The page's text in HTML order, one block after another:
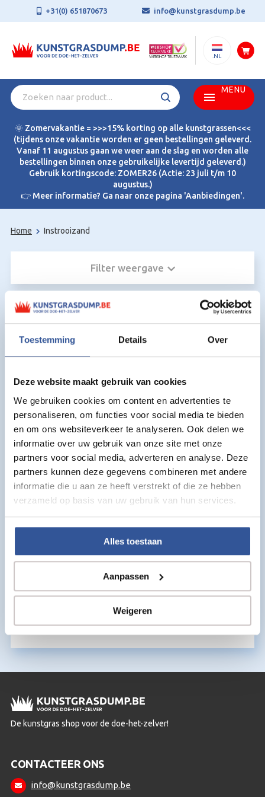
Toestemming Details Over
Deze website maakt gebruik van cookies
We gebruiken cookies om content en advertenties te
personaliseren, om functies voor social media te bieden
en om ons websiteverkeer te analyseren. Ook delen we
informatie over uw gebruik van onze site met onze
partners voor social media, adverteren en analyse. Deze
partners kunnen deze gegevens combineren met andere
informatie die u aan ze heeft verstrekt of die ze hebben
verzameld op basis van uw gebruik van hun services.
Alles toestaan
Aanpassen
Weigeren
+31(0) 651870673 info@kunstgrasdump.be
.NL
MENU
🌞 Zomervakantie = >>>15% korting op alle kunstgrassen<<<
(tijdens onze vakantie worden er geen bestellingen geleverd.
Vanaf 11 augustus gaan we weer aan de slag en worden alle
bestellingen binnen onze gebruikelijke levertijd geleverd.)
Gebruik kortingscode: ZOMER26 (Actie: 23 juli t/m 10
augustus.)
👉 Meer informatie? Ga naar onze pagina 'Aanbiedingen'.
Home Instrooizand
Filter weergave
Kunstgras voor Instrooizand:
Instrooizand voor Kunstgras – 25 kg
De kunstgras shop voor de doe-het-zelver!
CONTACTEER ONS
info@kunstgrasdump.be